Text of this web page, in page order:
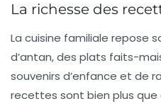
La richesse des
La cuisine familiale repose
d’antan, des plats faits-
souvenirs d’enfance et de
recettes sont bien plus que